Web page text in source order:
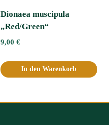
Dionaea muscipula
„Red/Green“
9,00 €
In den Warenkorb